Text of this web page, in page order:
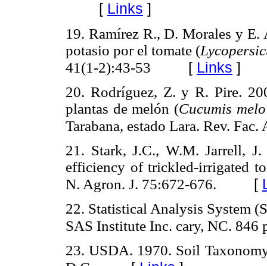
[ Links ]
19. Ramírez R., D. Morales y
potasio por el tomate (
41(1-2):43-53 [ Links ]
20. Rodríguez, Z. y R. Pire.
plantas de melón (Cucumis
Tarabana, estado Lara. Rev.
21. Stark, J.C., W.M. Jarrell,
efficiency of trickled-irrigated
N. Agron. J. 75:672-676. [
22. Statistical Analysis System
SAS Institute Inc. cary, NC. 846
23. USDA. 1970. Soil